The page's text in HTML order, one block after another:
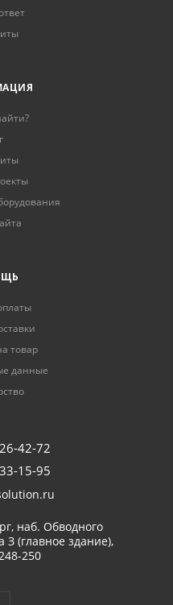
товар
данные
42-72
15-95
наб. Обводного
З (главное здание),
250